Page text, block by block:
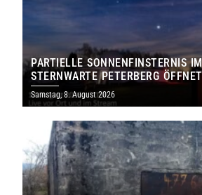
PARTIELLE SONNENFINSTERNIS
STERNWARTE PETERBERG
IHRE TORE
Samstag, 8. August 2026